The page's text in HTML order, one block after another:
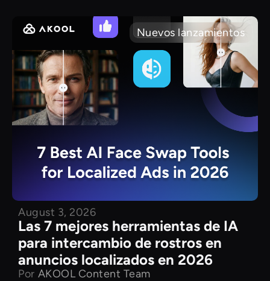
Nuevos lanzamientos
August 3, 2026
Las 7 mejores herramientas de IA
para intercambio de rostros en
anuncios localizados en 2026
Por AKOOL Content Team